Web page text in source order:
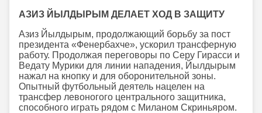
АЗИЗ ЙЫЛДЫРЫМ ДЕЛАЕТ ХОД В ЗАЩИТУ
Азиз Йылдырым, продолжающий борьбу за пост
президента «Фенербахче», ускорил трансферную
работу. Продолжая переговоры по Серу Гирасси и
Ведату Мурики для линии нападения, Йылдырым
нажал на кнопку и для оборонительной зоны.
Опытный футбольный деятель нацелен на
трансфер левоногого центрального защитника,
способного играть рядом с Миланом Скриньяром.